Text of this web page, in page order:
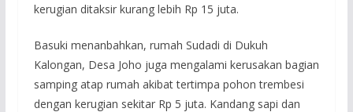
kerugian ditaksir kurang lebih Rp 15 juta.
Basuki menanbahkan, rumah Sudadi di Dukuh
Kalongan, Desa Joho juga mengalami kerusakan bagian
samping atap rumah akibat tertimpa pohon trembesi
dengan kerugian sekitar Rp 5 juta. Kandang sapi dan